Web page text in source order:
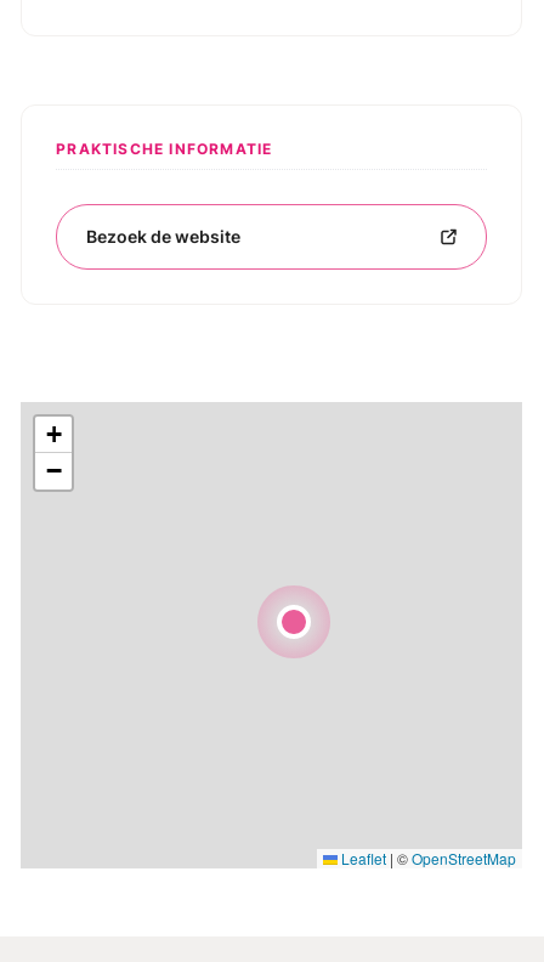
PRAKTISCHE INFORMATIE
Bezoek de website
+
−
Leaflet | ©OpenStreetMap